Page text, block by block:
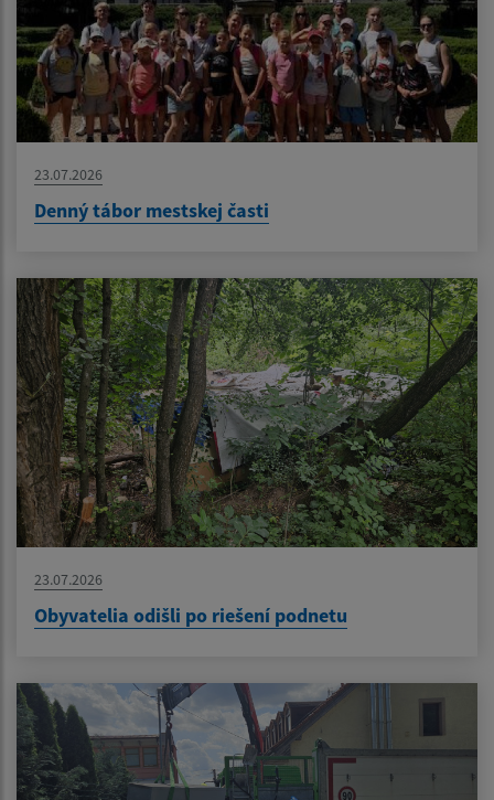
23.07.2026
Denný tábor mestskej časti
23.07.2026
Obyvatelia odišli po riešení podnetu